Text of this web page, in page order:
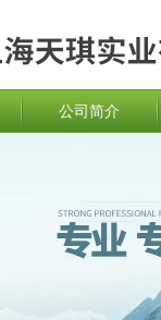
公司简介